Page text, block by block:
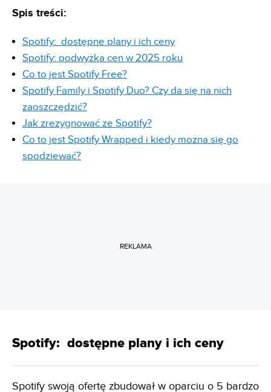
Spis treści:
Spotify: dostępne plany i ich ceny
Spotify: podwyżka cen w 2025 roku
Co to jest Spotify Free?
Spotify Family i Spotify Duo? Czy da się na nich
zaoszczędzić?
Jak zrezygnować ze Spotify?
Co to jest Spotify Wrapped i kiedy można się go
spodziewać?
REKLAMA
Spotify: dostępne plany i ich ceny
Spotify swoją ofertę zbudował w oparciu o 5 bardzo